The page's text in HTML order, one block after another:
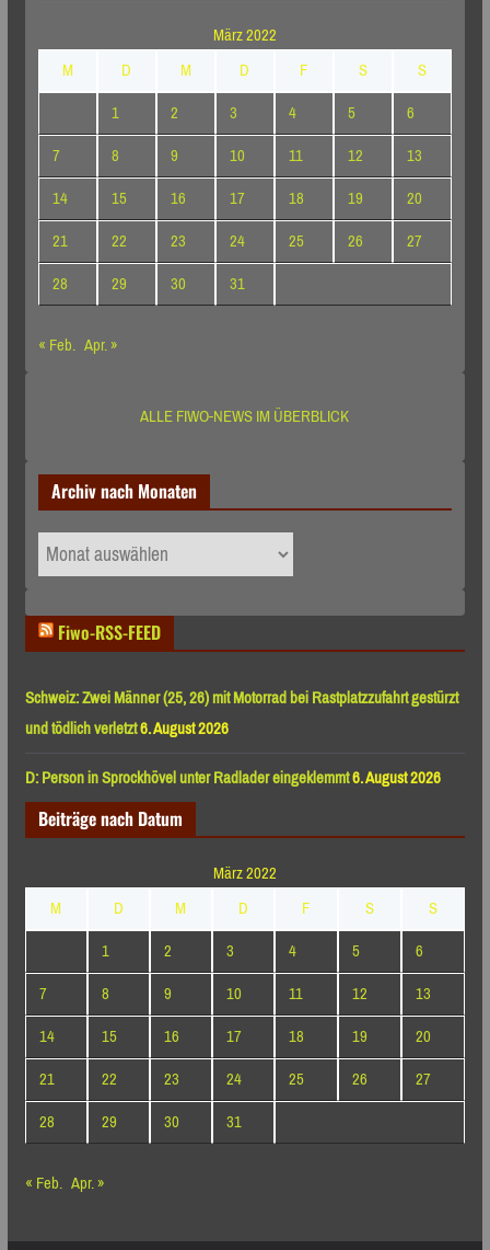
März 2022
M
D M D F S
S
1
2 3 4 5
6
7
8 9 10 11 12
13
14
15 16 17 18 19
20
21
22 23 24 25 26
27
28
29 30
31
« Feb. Apr. »
ALLE FIWO-NEWS IM ÜBERBLICK
Archiv nach Monaten
Archiv
nach
Fiwo-RSS-FEED
Schweiz: Zwei Männer (25, 26) mit Motorrad bei Rastplatzzufahrt gestürzt
und tödlich verletzt6. August 2026
D: Person in Sprockhövel unter Radlader eingeklemmt6. August 2026
Beiträge nach Datum
März 2022
M
D M D F S
S
1
2 3 4 5
6
7
8 9 10 11 12
13
14
15 16 17 18 19
20
21
22 23 24 25 26
27
28
29 30
31
« Feb. Apr. »